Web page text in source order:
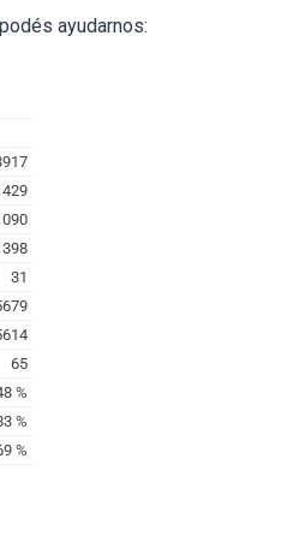
ayudarnos: